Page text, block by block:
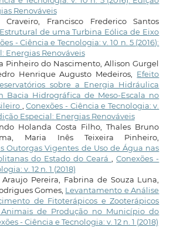
Renováveis
Craveiro, Francisco Frederico Santos
de uma Turbina Eólica de Eixo
- Ciência e Tecnologia: v. 10 n. 5 (2016):
Energias Renováveis
Pinheiro do Nascimento, Allison Gurgel
Henrique Augusto Medeiros, Efeito
sobre a Energia Hidráulica
Bacia Hidrográfica de Meso-Escala no
,Conexões - Ciência e Tecnologia: v.
Especial: Energias Renováveis
Holanda Costa Filho, Thales Bruno
Maria Inês Teixeira Pinheiro,
Outorgas Vigentes de Uso de Água nas
do Estado do Ceará
,Conexões -
v. 12 n. 1 (2018)
Pereira, Fabrina de Souza Luna,
Gomes, Levantamento e Análise
de Fitoterápicos e Zooterápicos
de Produção no Município do
- Ciência e Tecnologia: v. 12 n. 1 (2018)